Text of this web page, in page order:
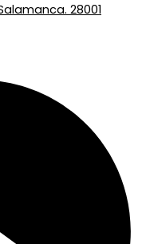
28001